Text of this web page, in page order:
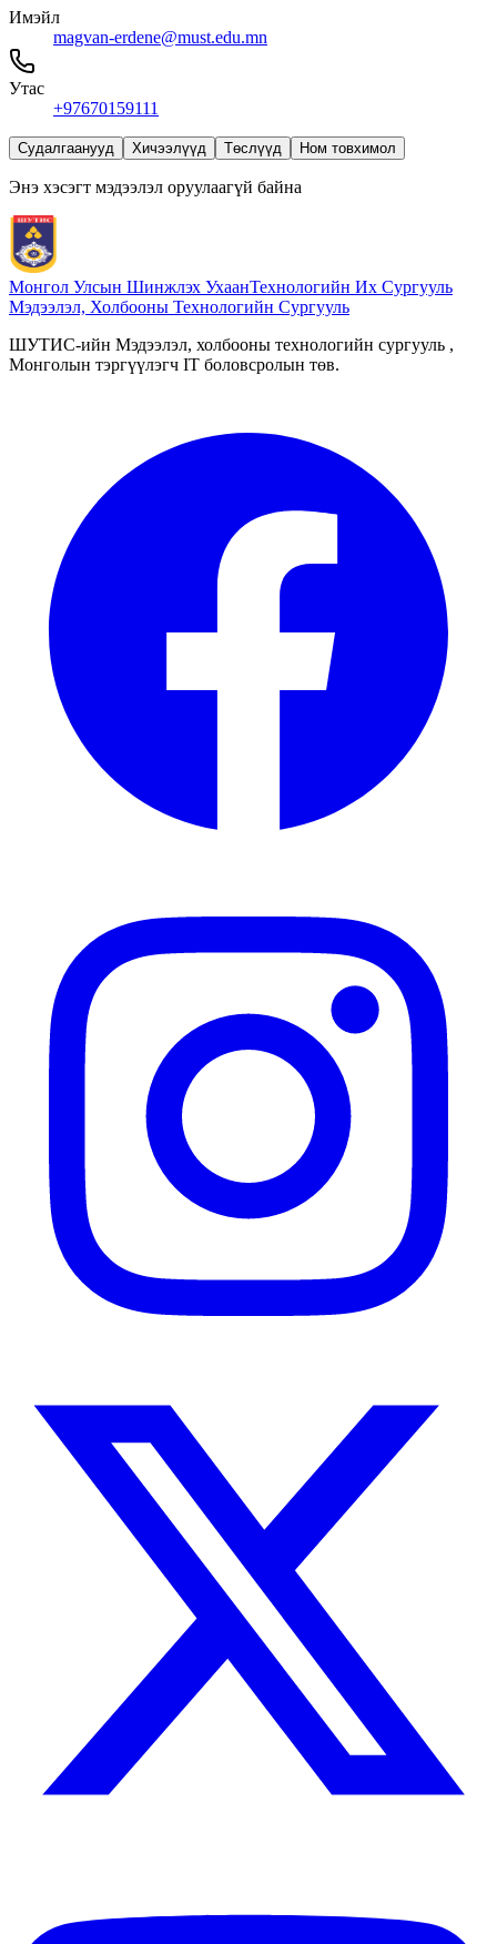
Имэйл
magvan-erdene@must.edu.mn
Утас
+97670159111
Судалгаанууд Хичээлүүд Төслүүд Ном товхимол
Энэ хэсэгт мэдээлэл оруулаагүй байна
Монгол Улсын Шинжлэх УхаанТехнологийн Их Сургууль
Мэдээлэл, Холбооны Технологийн Сургууль
ШУТИС-ийн Мэдээлэл, холбооны технологийн сургууль ,
Монголын тэргүүлэгч IT боловсролын төв.